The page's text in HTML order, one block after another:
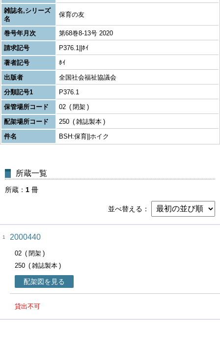
雑誌名,シリーズ
名
保育の友
巻号年月次
第68巻8-13号 2020
請求記号
P376.1||ﾎｲ
著者記号
ﾎｲ
出版者
全国社会福祉協議会
分類記号1
P376.1
保管場所コード
02
閉架
配架場所コード
250
雑誌製本
件名
BSH:保育||ホイク
所蔵一覧
所蔵 1 冊
並べ替える
1 2000440
02
閉架
250
雑誌製本
配架図を見る
貸出不可